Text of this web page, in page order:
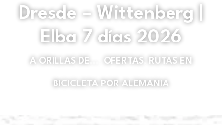
Dresde – Wittenberg |
Elba 7 días 2026
A ORILLAS DE... OFERTAS RUTAS EN
BICICLETA POR ALEMANIA